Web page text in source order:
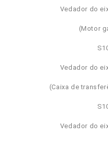
Vedador do
(Motor
Vedador do
(Caixa de
Vedador do